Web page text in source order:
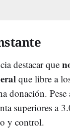
destacar que
que libre a
donación.
superiores a
y control.